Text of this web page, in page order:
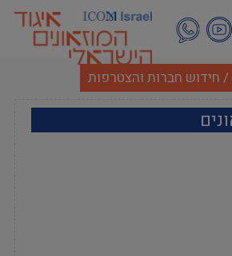
/ חידוש חברות והצטרפות